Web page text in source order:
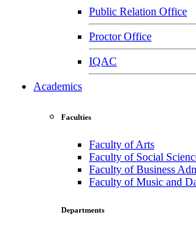
Public Relation Office
Proctor Office
IQAC
Academics
Faculties
Faculty of Arts
Faculty of Social
Faculty of Business
Faculty of Music and
Departments